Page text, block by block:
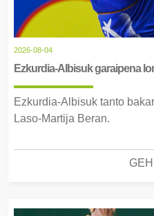
2026-08-04
Ezkurdia-Albisuk garaipena
Ezkurdia-Albisuk tanto
Laso-Martija Beran.